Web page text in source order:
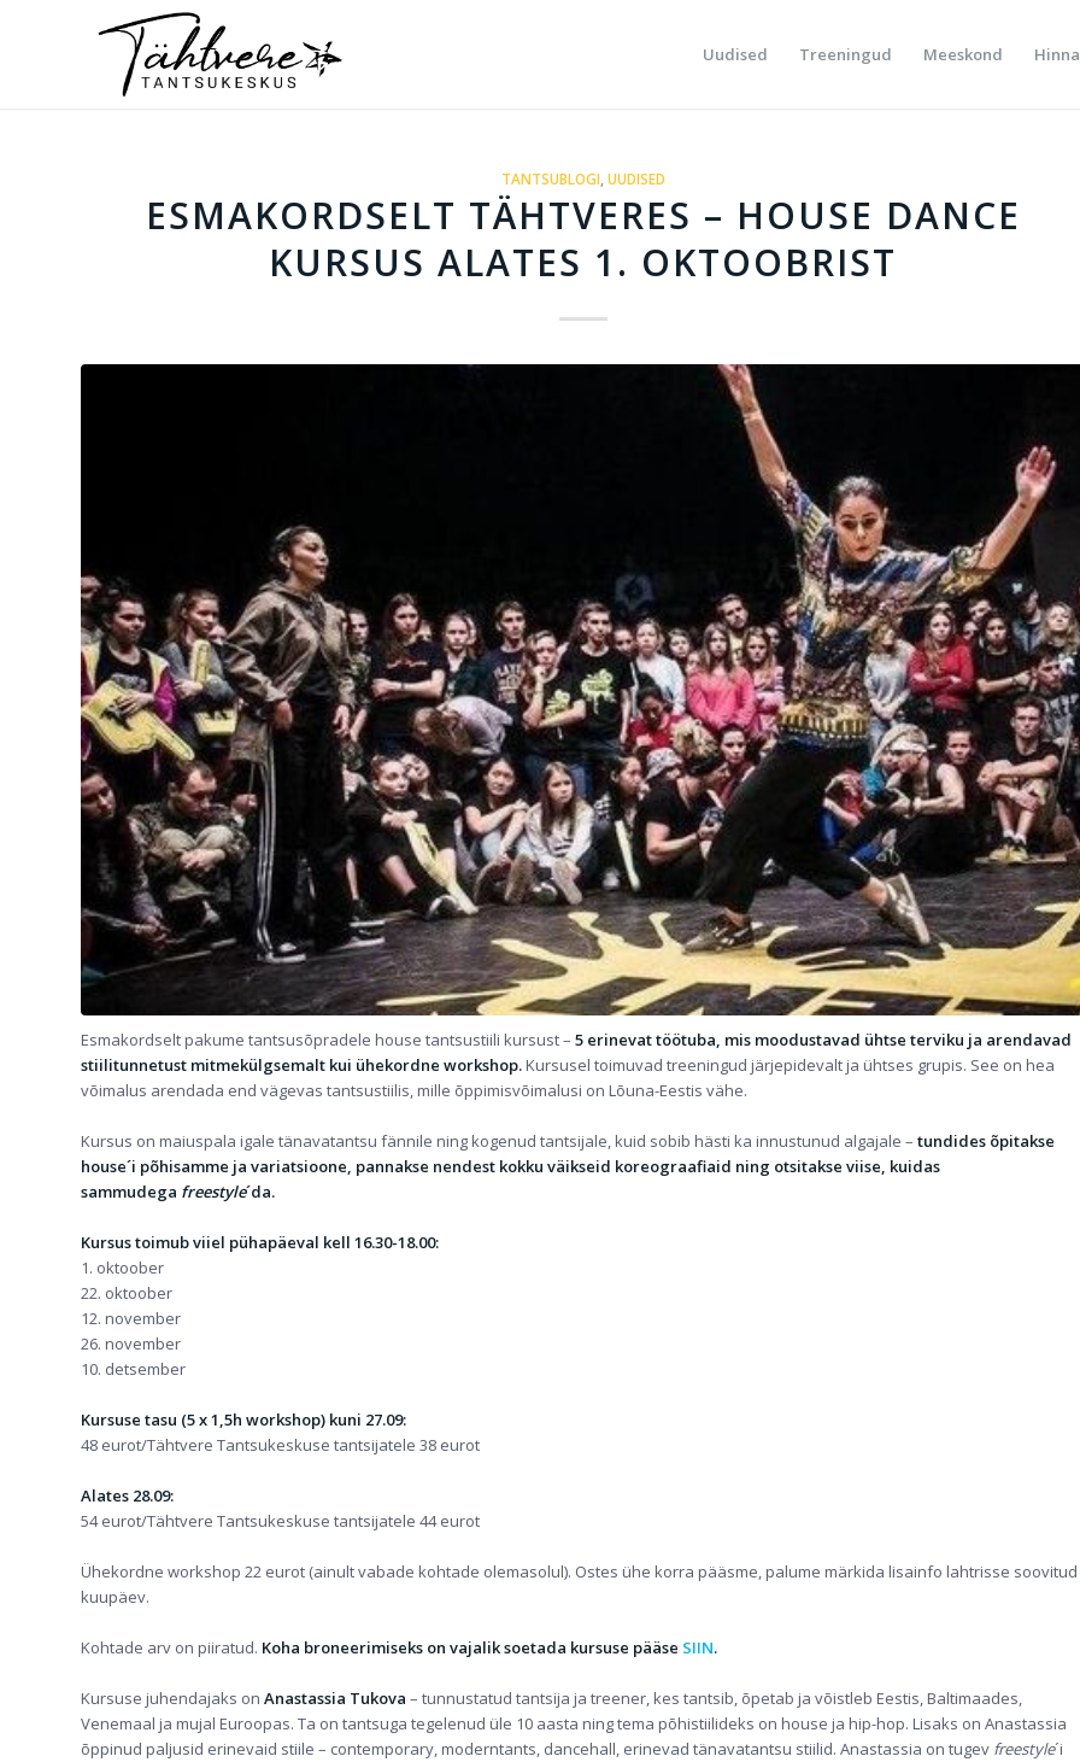
Uudised Treeningud Meeskond
TANTSUBLOGI UUDISED
ESMAKORDSELT TÄHTVERES – HOUSE DANCE
KURSUS ALATES 1. OKTOOBRIST
Esmakordselt pakume tantsusõpradele house tantsustiili kursust – 5 erinevat töötuba, mis moodustavad ühtse terviku ja arendavad
stiilitunnetust mitmekülgsemalt kui ühekordne workshop.Kursusel toimuvad treeningud järjepidevalt ja ühtses grupis. See on hea
võimalus arendada end vägevas tantsustiilis, mille õppimisvõimalusi on Lõuna-Eestis vähe.
Kursus on maiuspala igale tänavatantsu fännile ning kogenud tantsijale, kuid sobib hästi ka innustunud algajale – tundides õpitakse
house´i põhisamme ja variatsioone, pannakse nendest kokku väikseid koreograafiaid ning otsitakse viise, kuidas
sammudega freestyle´da.
Kursus toimubviiel pühapäeval kell 16.30-18.00:
1. oktoober
22. oktoober
12. november
26. november
10. detsember
Kursuse tasu (5 x 1,5h workshop) kuni 27.09:
48 eurot/Tähtvere Tantsukeskuse tantsijatele 38 eurot
Alates 28.09:
54 eurot/Tähtvere Tantsukeskuse tantsijatele 44 eurot
Ühekordne workshop 22 eurot (ainult vabade kohtade olemasolul). Ostes ühe korra pääsme, palume märkida lisainfo lahtrisse soovitud
kuupäev.
Kohtade arv on piiratud. Koha broneerimiseks on vajalik soetada kursuse pääse SIIN.
Kursuse juhendajaks on Anastassia Tukova – tunnustatud tantsija ja treener, kes tantsib, õpetab ja võistleb Eestis, Baltimaades,
Venemaal ja mujal Euroopas. Ta on tantsuga tegelenud üle 10 aasta ning tema põhistiilideks on house ja hip-hop. Lisaks on Anastassia
õppinud paljusid erinevaid stiile – contemporary, moderntants, dancehall, erinevad tänavatantsu stiilid. Anastassia on tugev freestyle´i